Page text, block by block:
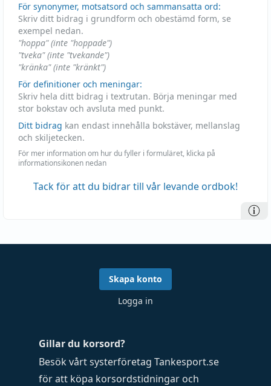
För synonymer, motsatsord och sammansatta ord:
Skriv ditt bidrag i grundform och obestämd form, se
exempel nedan.
"hoppa" (inte "hoppade")
"tveka" (inte "tvekande")
"kränka" (inte "kränkt")
För definitioner och meningar:
Skriv hela ditt bidrag i textrutan. Börja meningar med
stor bokstav och avsluta med punkt.
Ditt bidrag kan endast innehålla bokstäver, mellanslag
och skiljetecken.
För mer information om hur du fyller i formuläret, klicka på
informationsikonen nedan
Tack för att du bidrar till vår levande ordbok!
Gillar du korsord?
Besök vårt systerföretag Tankesport.se
för att köpa korsordstidningar och
Skapa konto
Logga in